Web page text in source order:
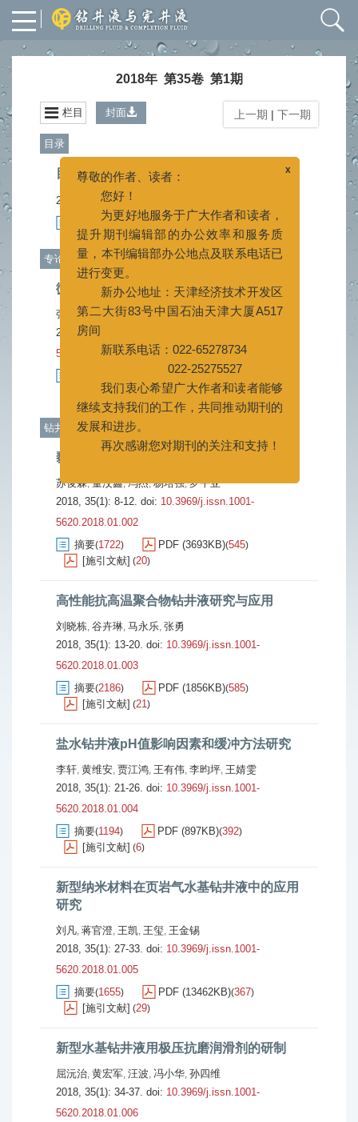
2018年 第35卷 第1期
栏目 封面 上一期 | 下一期
目录
目录
2018, 35(1).
709) PDF (804KB) (162
专论
微锰加重剂在钻井液中的应用
张晖 ,蒋绍宾,袁学芳,徐同台,王茜,肖伟伟
2018, 35(1): 1-7.
5620.2018.01.001
PDF (16503KB)(437
[施引文献](20)
钻井液
黏土表面结合水的低场核磁共振定量研究
苏俊霖,董汶鑫,冯杰,杨培强,罗平亚
2018, 35(1): 8-12. doi: 10.3969/j.issn.1001-
5620.2018.01.002
摘要(1722) PDF (3693KB)(545)
[施引文献] (20)
高性能抗高温聚合物钻井液研究与应用
刘晓栋, 谷卉琳, 马永乐, 张勇
2018, 35(1): 13-20. doi: 10.3969/j.issn.1001-
5620.2018.01.003
摘要(2186) PDF (1856KB)(585)
[施引文献] (21)
盐水钻井液pH值影响因素和缓冲方法研究
李轩, 黄维安, 贾江鸿, 王有伟, 李昀坪, 王婧雯
2018, 35(1): 21-26. doi: 10.3969/j.issn.1001-
5620.2018.01.004
摘要(1194) PDF (897KB)(392)
[施引文献] (6)
新型纳米材料在页岩气水基钻井液中的应用
研究
刘凡, 蒋官澄, 王凯, 王玺, 王金锡
2018, 35(1): 27-33. doi: 10.3969/j.issn.1001-
5620.2018.01.005
摘要(1655) PDF (13462KB)(367)
[施引文献] (29)
新型水基钻井液用极压抗磨润滑剂的研制
屈沅治, 黄宏军, 汪波, 冯小华, 孙四维
2018, 35(1): 34-37. doi: 10.3969/j.issn.1001-
5620.2018.01.006
您好！
为更好地服务于广大作者和读者，
提升期刊编辑部的办公效率和服务质
量，本刊编辑部办公地点及联系电话已
进行变更。
新办公地址：天津经济技术开发区
第二大街83号中国石油天津大厦A517
房间
022-25275527
我们衷心希望广大作者和读者能够
继续支持我们的工作，共同推动期刊的
发展和进步。
再次感谢您对期刊的关注和支持！